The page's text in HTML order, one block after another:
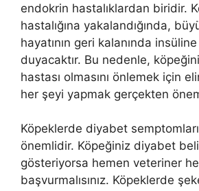
endokrin hastalıklardan biridir.
hastalığına yakalandığında,
hayatının geri kalanında
duyacaktır. Bu nedenle,
hastası olmasını önlemek için
her şeyi yapmak gerçekten
Köpeklerde diyabet
önemlidir. Köpeğiniz diyabet
gösteriyorsa hemen veteriner
başvurmalısınız. Köpeklerde